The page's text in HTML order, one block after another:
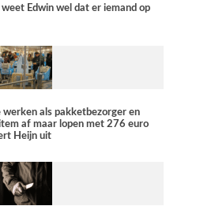
Edwin wel dat er iemand op
als pakketbezorger en
af maar lopen met 276 euro
Heijn uit